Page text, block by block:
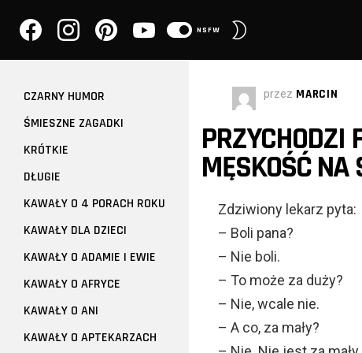
NSFW
przez MARCIN
PRZYCHODZI
MĘSKOŚĆ NA
Zdziwiony lekarz pyta:
– Boli pana?
– Nie boli.
– To może za duży?
– Nie, wcale nie.
– A co, za mały?
CZARNY HUMOR
ŚMIESZNE ZAGADKI
KRÓTKIE
DŁUGIE
KAWAŁY O 4 PORACH ROKU
KAWAŁY DLA DZIECI
KAWAŁY O ADAMIE I EWIE
KAWAŁY O AFRYCE
KAWAŁY O ANI
KAWAŁY O APTEKARZACH